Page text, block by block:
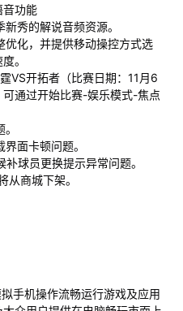
音功能
秀的解说音频资源。
化，并提供移动操控方式选
。
VS开拓者（比赛日期：11月6
通过开始比赛-娱乐模式-焦点
面卡顿问题。
球员更换提示异常问题。
商城下架。
手机操作流畅运行游戏及应用